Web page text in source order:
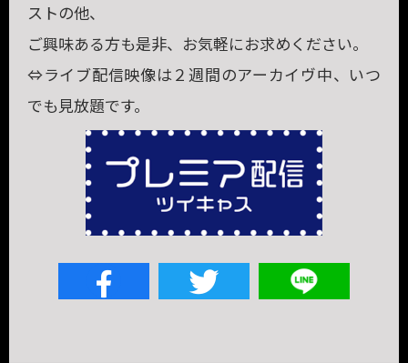
ストの他、
ご興味ある方も是非、お気軽にお求めください。
⇔ライブ配信映像は２週間のアーカイヴ中、いつ
でも見放題です。